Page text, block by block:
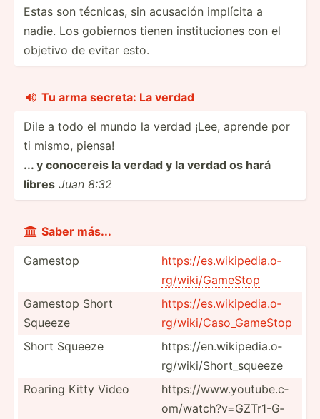
Estas son técnicas, sin acusación implícita a
nadie. Los gobiernos tienen instit­uciones con el
objetivo de evitar esto.
 Tu arma secreta: La verdad
Dile a todo el mundo la verdad ¡Lee, aprende por
ti mismo, piensa!
... y conocereis la verdad y la verdad os hará
libres Juan 8:32
 Saber más...
Gamestop
https:­//e­s.w­iki­ped­ia.o­
rg­/wi­ki/­Gam­eStop
Gamestop Short
Squeeze
https:­//e­s.w­iki­ped­ia.o­
rg­/wi­ki/­Cas­o_G­ameStop
Short Squeeze
https:­­//­e­n.w­­iki­­pe­d­i­a.o­­
rg­­/w­i­k­i/­­Sho­­rt­_­s­queeze
Roaring Kitty Video
https:­­//­w­w­w.y­­ou­­tu­b­e.c­­
om/­­wa­t­c­h?­­v=G­­ZT­r­1­-G­­